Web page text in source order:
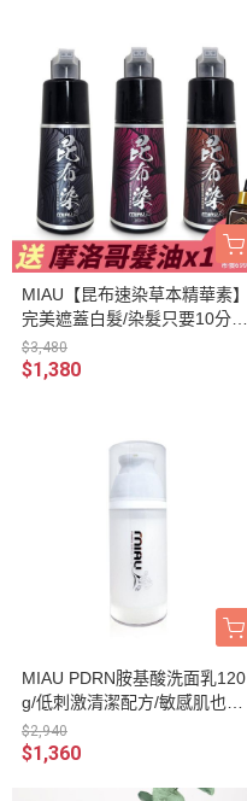
MIAU【昆布速染草本精華素】
完美遮蓋白髮/染髮只要10分鐘/
修護和鎖色的無臭配方/台灣生
產〈無添加PPD/重金屬/甲醛/
$3,480
$1,380
MIAU PDRN胺基酸洗面乳120
g/低刺激清潔配方/敏感肌也能
安心使用/維持肌膚彈性與活力/
使皮膚長效滋潤保濕
$2,940
$1,360